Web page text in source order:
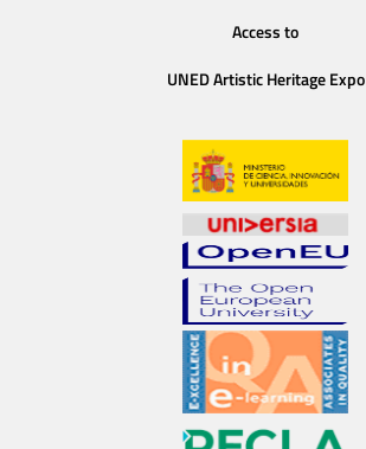
Access to
UNED Artistic Heritage Expo